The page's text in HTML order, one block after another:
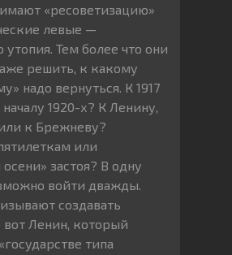
«ресоветизацию»
левые —
утопия. Тем более что они
решить, к какому
надо вернуться. К 1917
1920-х? К Ленину,
к Брежневу?
или
застоя? В одну
войти дважды.
создавать
Ленин, который
типа